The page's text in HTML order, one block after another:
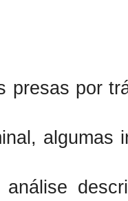
presas por
algumas